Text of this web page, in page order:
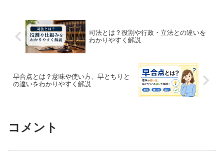
司法とは？役割や行政・立法との違いを
わかりやすく解説
早合点とは？意味や使い方、早とちりと
の違いをわかりやすく解説
コメント